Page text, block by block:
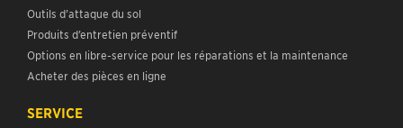
Options en libre-service pour les réparations et la maintenance
Acheter des pièces en ligne
SERVICE
Ententes de valeur pour les clients